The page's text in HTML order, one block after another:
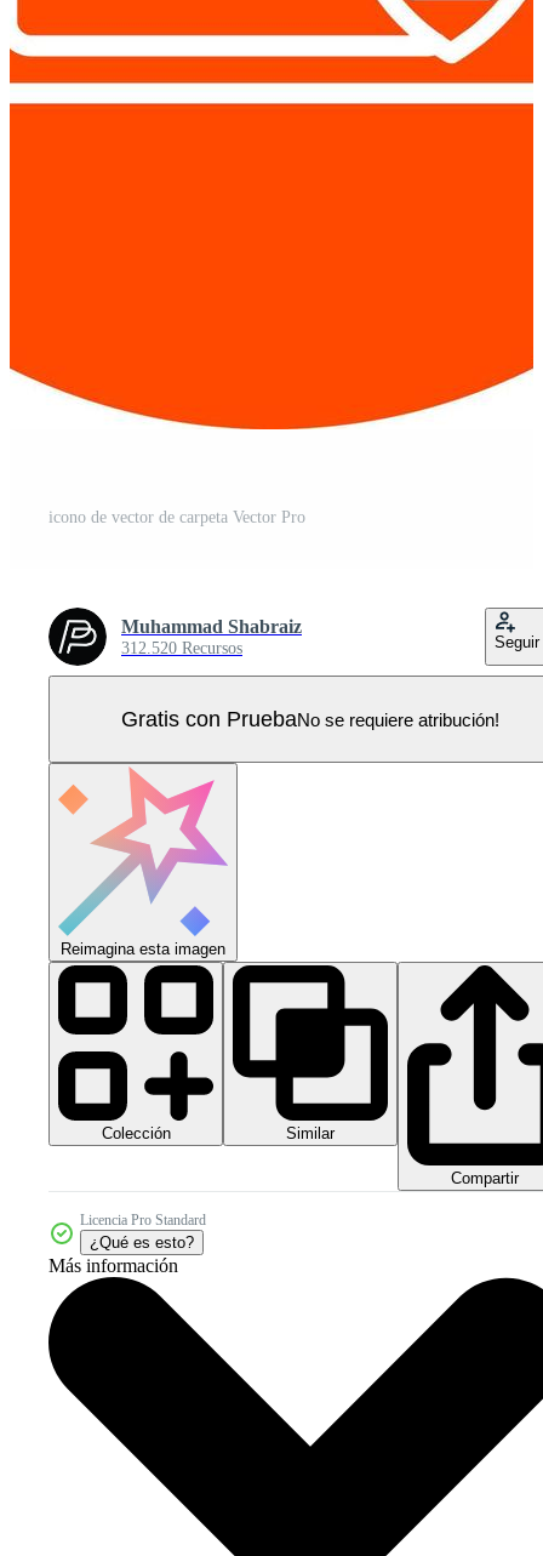
icono de vector de carpeta Vector Pro
Muhammad Shabraiz
312.520 Recursos Seguir
Gratis con PruebaNo se requiere atribución!
Reimagina esta imagen
Colección Similar
Compartir
Licencia Pro Standard
¿Qué es esto?
Más información